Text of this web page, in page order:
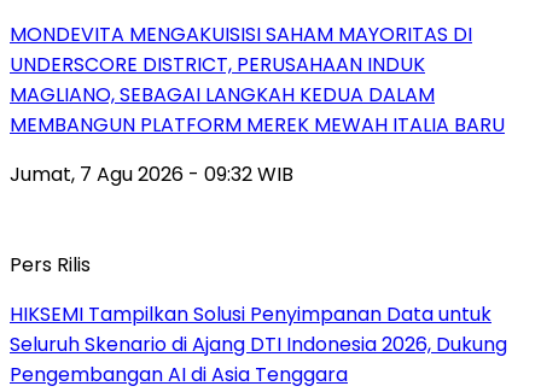
MONDEVITA MENGAKUISISI SAHAM MAYORITAS DI
UNDERSCORE DISTRICT, PERUSAHAAN INDUK
MAGLIANO, SEBAGAI LANGKAH KEDUA DALAM
MEMBANGUN PLATFORM MEREK MEWAH ITALIA BARU
Jumat, 7 Agu 2026 - 09:32 WIB
Pers Rilis
HIKSEMI Tampilkan Solusi Penyimpanan Data untuk
Seluruh Skenario di Ajang DTI Indonesia 2026, Dukung
Pengembangan AI di Asia Tenggara